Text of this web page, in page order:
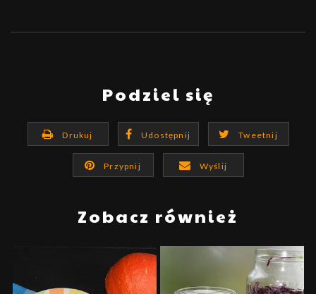
Podziel się
Drukuj Udostępnij Tweetnij
Przypnij Wyślij
Zobacz również